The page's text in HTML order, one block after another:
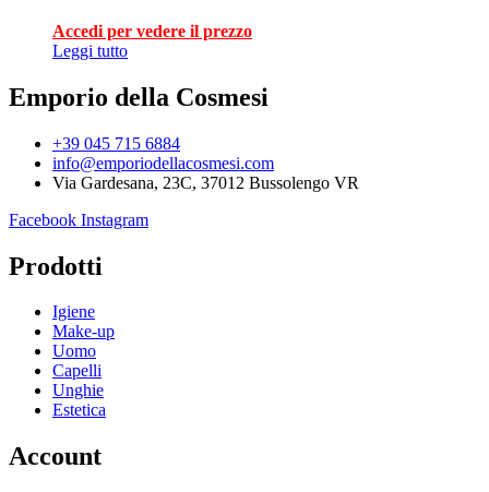
Accedi per vedere il prezzo
Leggi tutto
Emporio della Cosmesi
+39 045 715 6884
info@emporiodellacosmesi.com
Via Gardesana, 23C, 37012 Bussolengo VR
Facebook Instagram
Prodotti
Igiene
Make-up
Uomo
Capelli
Unghie
Estetica
Account